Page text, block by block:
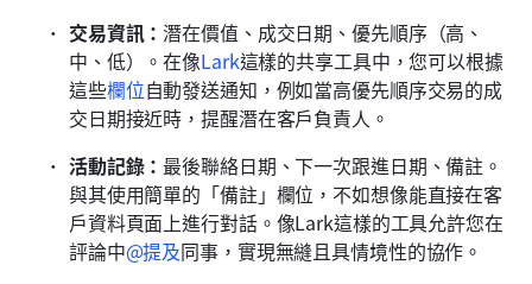
交易資訊： 潛在價值、成交日期、優先順序（高、
中、低）。在像Lark這樣的共享工具中，您可以根據
這些欄位自動發送通知，例如當高優先順序交易的成
交日期接近時，提醒潛在客戶負責人。
活動記錄： 最後聯絡日期、下一次跟進日期、備註。
與其使用簡單的「備註」欄位，不如想像能直接在客
戶資料頁面上進行對話。像Lark這樣的工具允許您在
評論中@提及同事，實現無縫且具情境性的協作。